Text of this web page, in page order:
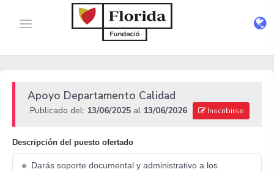
Apoyo Departamento Calidad
Publicado del: 13/06/2025 al 13/06/2026 Inscribirse
Descripción del puesto ofertado
🔹 Darás soporte documental y administrativo a los